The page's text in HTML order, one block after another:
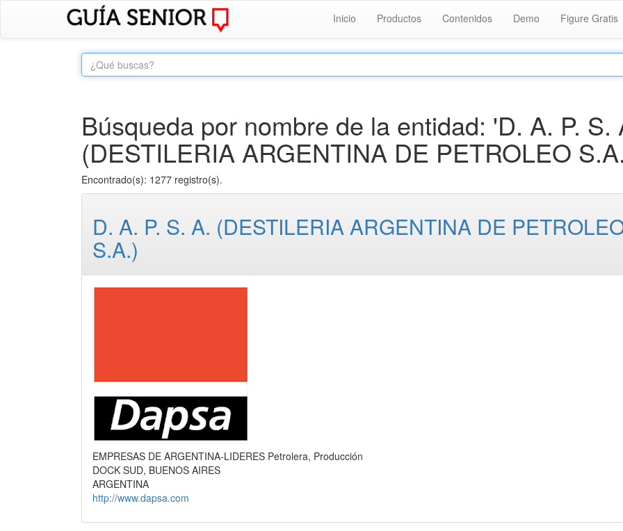
Inicio Productos Contenidos Demo Figure Gratis
Búsqueda por nombre de la entidad: 'D. A. P. S.
(DESTILERIA ARGENTINA DE PETROLEO
Encontrado(s): 1277 registro(s).
D. A. P. S. A. (DESTILERIA ARGENTINA DE
S.A.)
EMPRESAS DE ARGENTINA-LIDERES Petrolera, Producción
DOCK SUD, BUENOS AIRES
ARGENTINA
http://www.dapsa.com